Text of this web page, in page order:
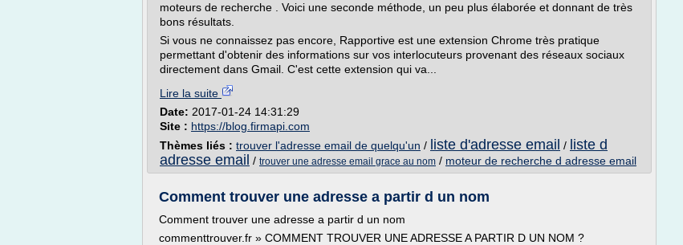
moteurs de recherche . Voici une seconde méthode, un peu plus élaborée et donnant de très
bons résultats.
Si vous ne connaissez pas encore, Rapportive est une extension Chrome très pratique
permettant d'obtenir des informations sur vos interlocuteurs provenant des réseaux sociaux
directement dans Gmail. C'est cette extension qui va...
Lire la suite
Date: 2017-01-24 14:31:29
Site : https://blog.firmapi.com
Thèmes liés : trouver l'adresse email de quelqu'un / liste d'adresse email / liste d
adresse email / trouver une adresse email grace au nom / moteur de recherche d adresse email
Comment trouver une adresse a partir d un nom
Comment trouver une adresse a partir d un nom
commenttrouver.fr » COMMENT TROUVER UNE ADRESSE A PARTIR D UN NOM ?